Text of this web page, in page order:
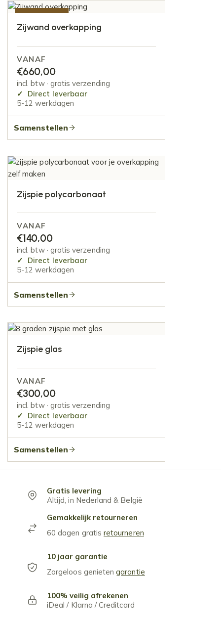
Zijwand overkapping
VANAF
€660,00
incl. btw · gratis verzending
Direct leverbaar
5-12 werkdagen
Samenstellen
Zijspie polycarbonaat
VANAF
€140,00
incl. btw · gratis verzending
Direct leverbaar
5-12 werkdagen
Samenstellen
Zijspie glas
VANAF
€300,00
incl. btw · gratis verzending
Direct leverbaar
5-12 werkdagen
Samenstellen
Gratis levering
Altijd, in Nederland & België
Gemakkelijk retourneren
60 dagen gratisretourneren
10 jaar garantie
Zorgeloos genietengarantie
100% veilig afrekenen
iDeal / Klarna / Creditcard